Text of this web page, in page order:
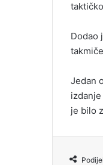
Dodao
Jedan
je bilo